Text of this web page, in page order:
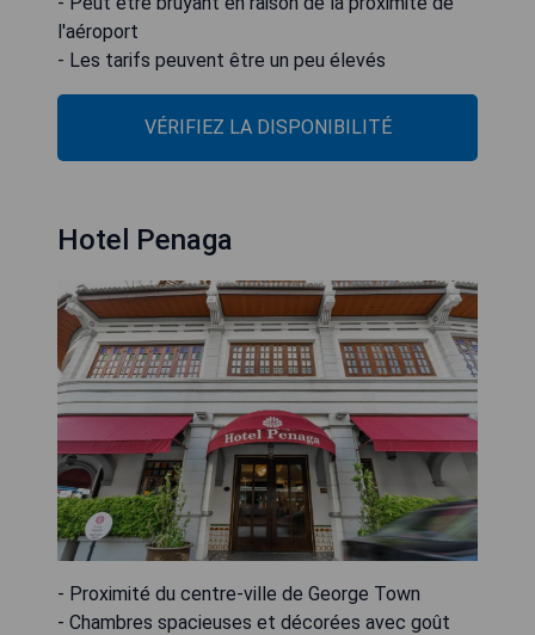
l'aéroport
- Les tarifs peuvent être un peu élevés
VÉRIFIEZ LA DISPONIBILITÉ
Hotel Penaga
- Proximité du centre-ville de George Town
- Chambres spacieuses et décorées avec goût